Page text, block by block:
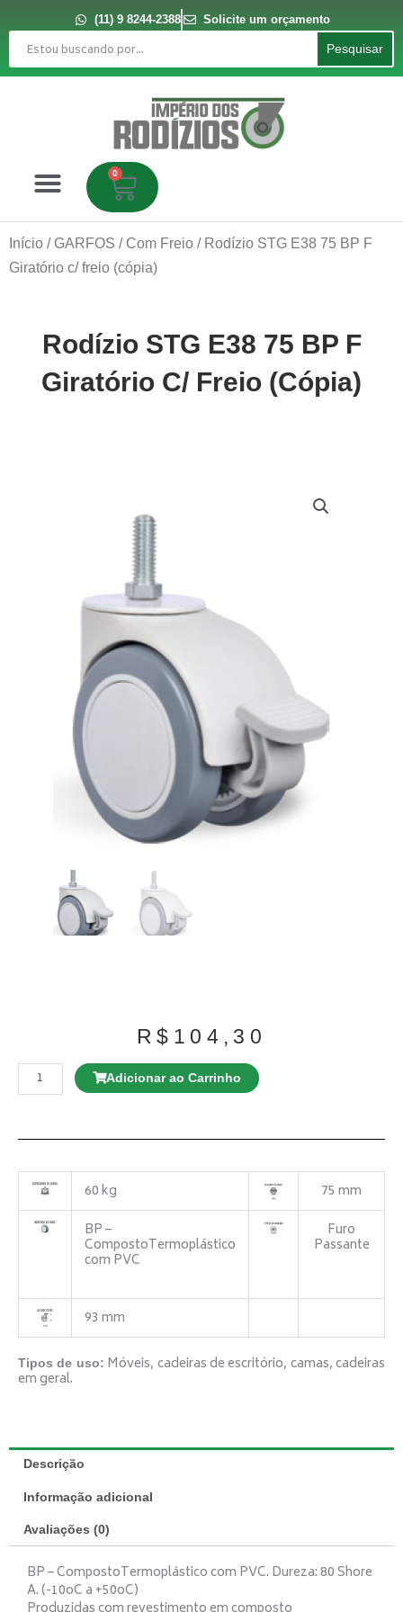
conteúdo
(11) 9 8244-2388
Solicite um orçamento
Pesquisar
Pesquisar
0
Carrinho
Início / GARFOS / Com Freio / Rodízio STG E38 75 BP F
Giratório c/ freio (cópia)
Rodízio STG E38 75 BP F
Giratório C/ Freio (cópia)
R$ 104,30
Rodízio
Roscada
Adicionar ao Carrinho
60 kg
75 mm
BP –
CompostoTermoplástico
com PVC
Furo
Passante
93 mm
Tipos de uso: Móveis, cadeiras de escritório, camas, cadeiras
em geral.
Descrição
Informação adicional
Avaliações (0)
BP – CompostoTermoplástico com PVC. Dureza: 80 Shore
A. (-10oC a +50oC)